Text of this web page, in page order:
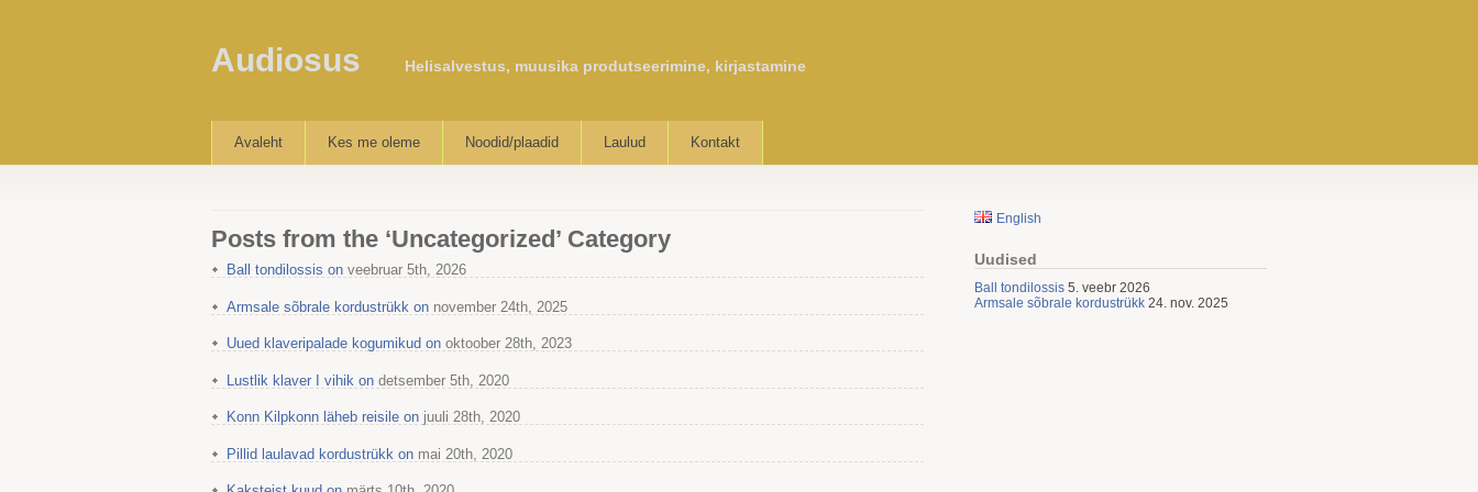
Audiosus Helisalvestus, muusika produtseerimine, kirjastamine
Avaleht Kes me oleme Noodid/plaadid Laulud Kontakt
Posts from the ‘Uncategorized’ Category
Ball tondilossis on veebruar 5th, 2026
Armsale sõbrale kordustrükk on november 24th, 2025
Uued klaveripalade kogumikud on oktoober 28th, 2023
Lustlik klaver I vihik on detsember 5th, 2020
Konn Kilpkonn läheb reisile on juuli 28th, 2020
Pillid laulavad kordustrükk on mai 20th, 2020
English
Uudised
Ball tondilossis 5. veebr 2026
Armsale sõbrale kordustrükk 24. nov. 2025